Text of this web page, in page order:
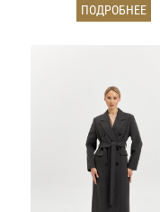
ПОДРОБНЕЕ